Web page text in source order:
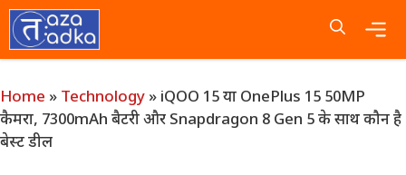
Skip
to
content
Home » Technology » iQOO 15 या OnePlus 15 50MP
कैमरा, 7300mAh बैटरी और Snapdragon 8 Gen 5 के साथ कौन है
बेस्ट डील